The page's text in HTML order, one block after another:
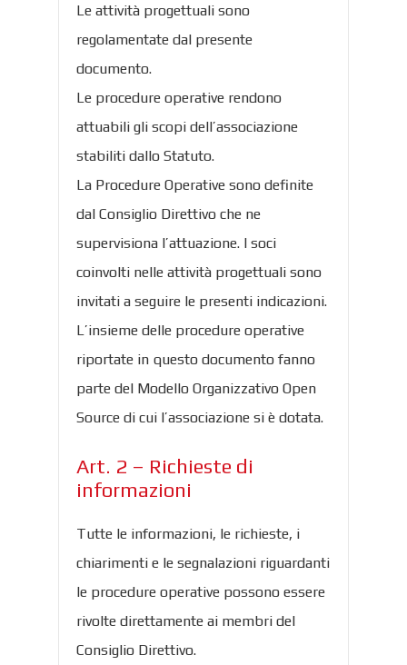
Le attività progettuali sono
regolamentate dal presente
documento.
Le procedure operative rendono
attuabili gli scopi dell’associazione
stabiliti dallo Statuto.
La Procedure Operative sono definite
dal Consiglio Direttivo che ne
supervisiona l’attuazione. I soci
coinvolti nelle attività progettuali sono
invitati a seguire le presenti indicazioni.
L’insieme delle procedure operative
riportate in questo documento fanno
parte del Modello Organizzativo Open
Source di cui l’associazione si è dotata.
Art. 2 – Richieste di
informazioni
Tutte le informazioni, le richieste, i
chiarimenti e le segnalazioni riguardanti
le procedure operative possono essere
rivolte direttamente ai membri del
Consiglio Direttivo.